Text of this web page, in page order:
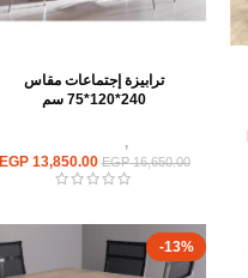
ترابيزة إجتماعات مقاس
240*120*75 سم
ترابيزات,
EGP16,650.00
EGP13,850.00
-13%